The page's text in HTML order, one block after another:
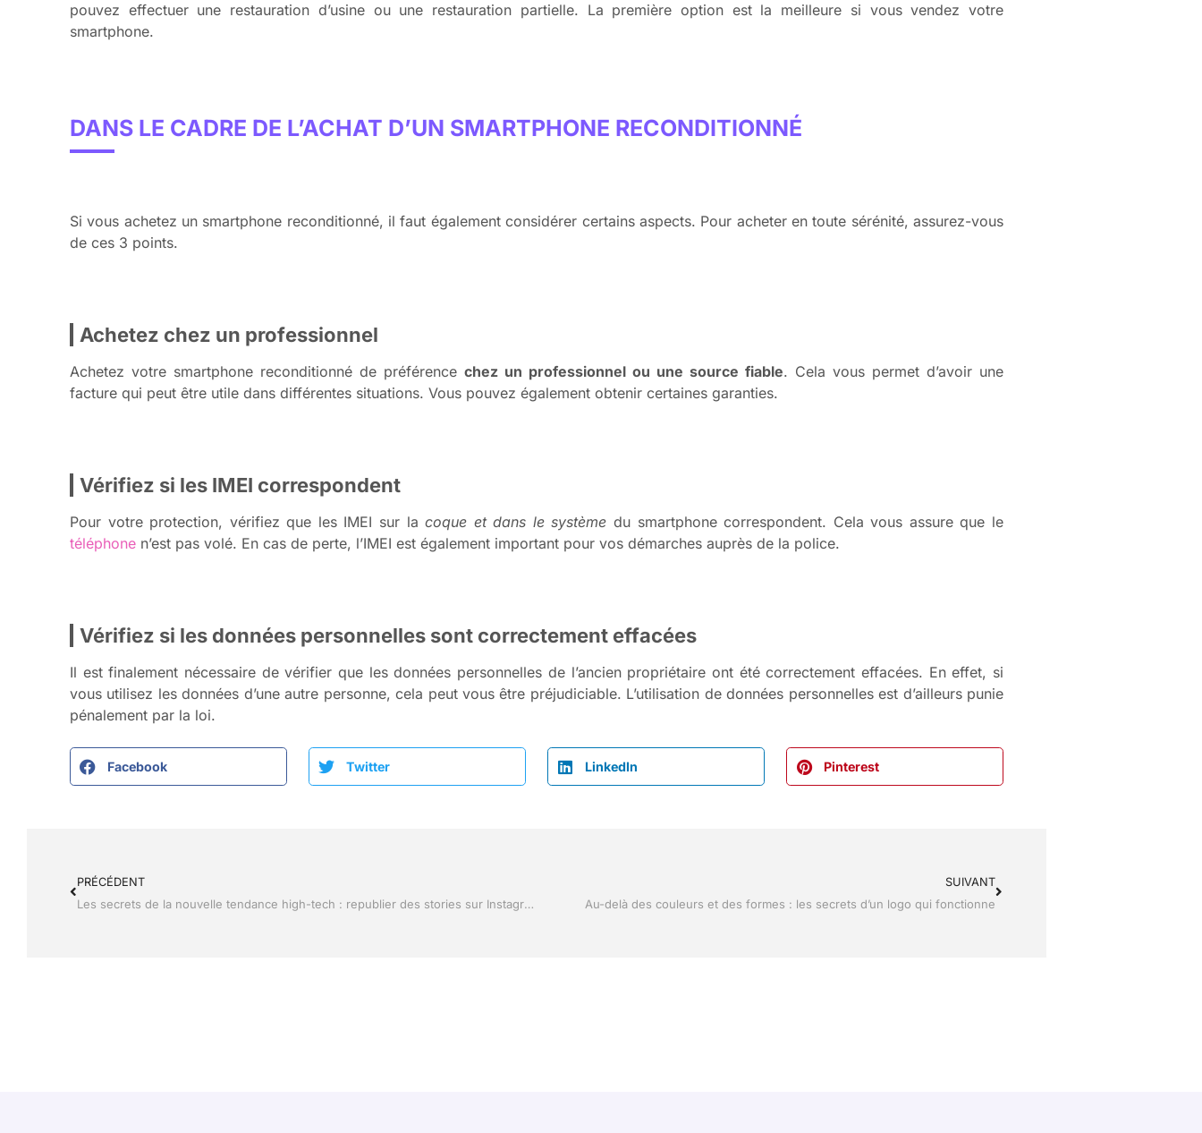
pouvez effectuer une restauration d’usine ou une restauration partielle. La première option est la meilleure si vous vendez votre
smartphone.
DANS LE CADRE DE L’ACHAT D’UN SMARTPHONE RECONDITIONNÉ
Si vous achetez un smartphone reconditionné, il faut également considérer certains aspects. Pour acheter en toute sérénité, assurez-vous
de ces 3 points.
Achetez chez un professionnel
Achetez votre smartphone reconditionné de préférence chez un professionnel ou une source fiable. Cela vous permet d’avoir une
facture qui peut être utile dans différentes situations. Vous pouvez également obtenir certaines garanties.
Vérifiez si les IMEI correspondent
Pour votre protection, vérifiez que les IMEI sur lacoque et dans le système du smartphone correspondent. Cela vous assure que le
téléphone n’est pas volé. En cas de perte, l’IMEI est également important pour vos démarches auprès de la police.
Vérifiez si les données personnelles sont correctement effacées
Il est finalement nécessaire de vérifier que les données personnelles de l’ancien propriétaire ont été correctement effacées. En effet, si
vous utilisez les données d’une autre personne, cela peut vous être préjudiciable. L’utilisation de données personnelles est d’ailleurs punie
pénalement par la loi.
Facebook Twitter LinkedIn Pinterest
PRÉCÉDENT
Les secrets de la nouvelle tendance high-tech : republier des stories sur Instagram
SUIVANT
Au-delà des couleurs et des formes : les secrets d’un logo qui fonctionne